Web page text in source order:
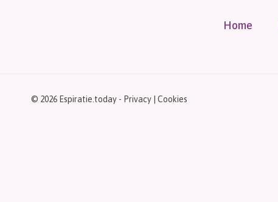
Home
© 2026 Espiratie.today - Privacy Cookies